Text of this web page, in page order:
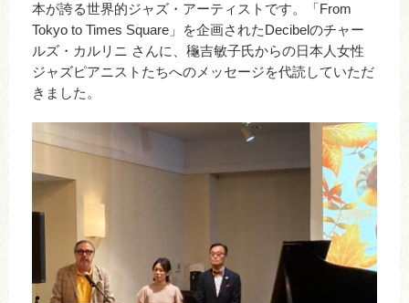
本が誇る世界的ジャズ・アーティストです。
「From
Tokyo to Times Square」を企画されたDecibelのチャー
ルズ・カルリニ さんに、龝吉敏子氏からの日本人女性
ジャズピアニストたちへのメッセージを代読していただ
きました。